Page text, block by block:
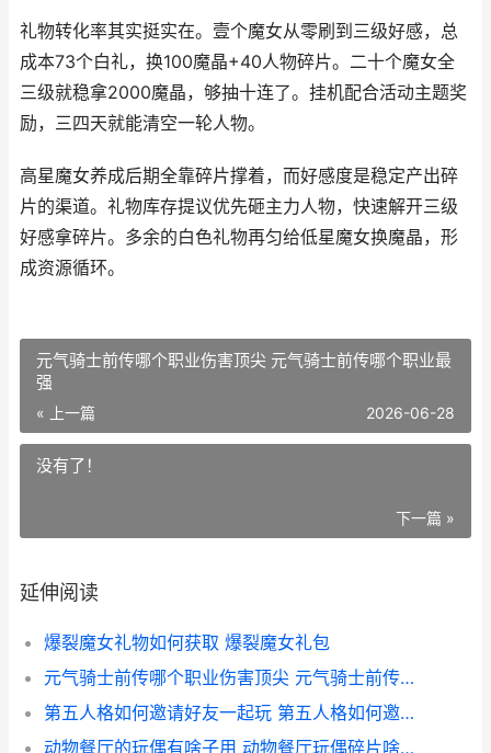
礼物转化率其实挺实在。壹个魔女从零刷到三级好感，总
成本73个白礼，换100魔晶+40人物碎片。二十个魔女全
三级就稳拿2000魔晶，够抽十连了。挂机配合活动主题奖
励，三四天就能清空一轮人物。
高星魔女养成后期全靠碎片撑着，而好感度是稳定产出碎
片的渠道。礼物库存提议优先砸主力人物，快速解开三级
好感拿碎片。多余的白色礼物再匀给低星魔女换魔晶，形
成资源循环。
元气骑士前传哪个职业伤害顶尖 元气骑士前传哪个职业最
强
« 上一篇 2026-06-28
没有了！
下一篇 »
延伸阅读
爆裂魔女礼物如何获取 爆裂魔女礼包
元气骑士前传哪个职业伤害顶尖 元气骑士前传哪个职业最强
第五人格如何邀请好友一起玩 第五人格如何邀请人组队玩
动物餐厅的玩偶有啥子用 动物餐厅玩偶碎片啥意思